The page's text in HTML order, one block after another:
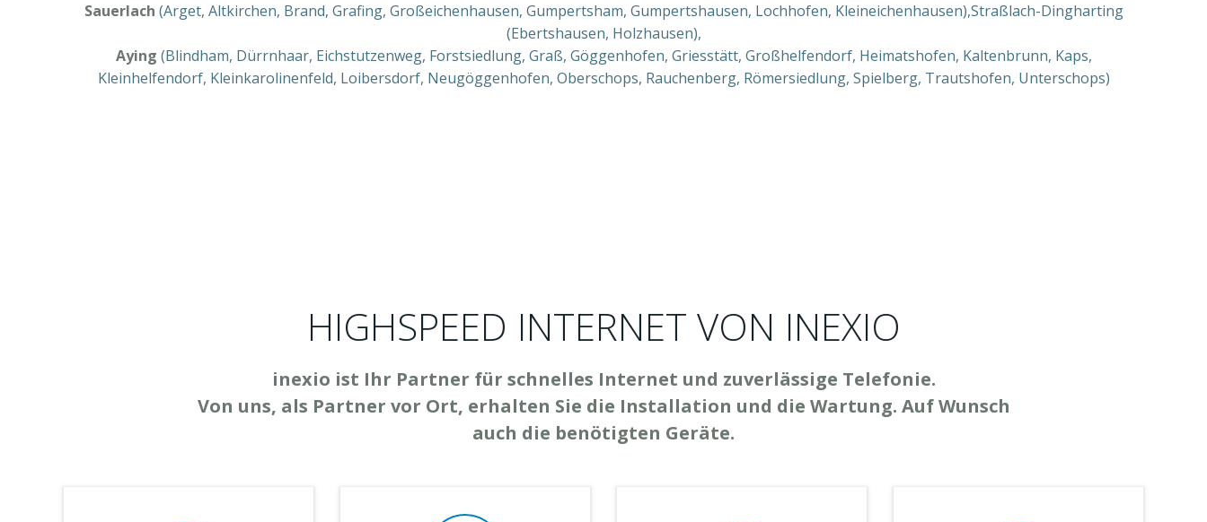
Sauerlach (Arget, Altkirchen, Brand, Grafing, Großeichenhausen, Gumpertsham, Gumpertshausen, Lochhofen, Kleineichenhausen),Straßlach-Dingharting
(Ebertshausen, Holzhausen),
Aying (Blindham, Dürrnhaar, Eichstutzenweg, Forstsiedlung, Graß, Göggenhofen, Griesstätt, Großhelfendorf, Heimatshofen, Kaltenbrunn, Kaps,
Kleinhelfendorf, Kleinkarolinenfeld, Loibersdorf, Neugöggenhofen, Oberschops, Rauchenberg, Römersiedlung, Spielberg, Trautshofen, Unterschops)
HIGHSPEED INTERNET VON INEXIO
inexio ist Ihr Partner für schnelles Internet und zuverlässige Telefonie.
Von uns, als Partner vor Ort, erhalten Sie die Installation und die Wartung. Auf Wunsch
auch die benötigten Geräte.